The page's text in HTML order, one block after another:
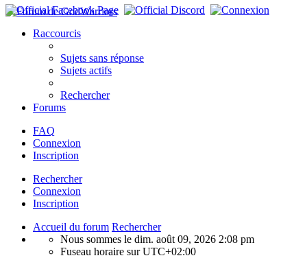
Raccourcis
Sujets sans réponse
Sujets actifs
Rechercher
Forums
FAQ
Connexion
Inscription
Rechercher
Connexion
Inscription
Accueil du forum Rechercher
Nous sommes le dim. août 09, 2026 2:08 pm
Fuseau horaire surUTC+02:00